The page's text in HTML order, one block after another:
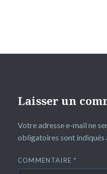
Laisser un
Votre adresse e-mail ne
obligatoires sont indiqués
COMMENTAIRE*